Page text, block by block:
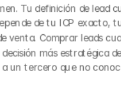
Tu definición de lead
de tu ICP exacto,
venta. Comprar leads
más estratégica
a un tercero que no